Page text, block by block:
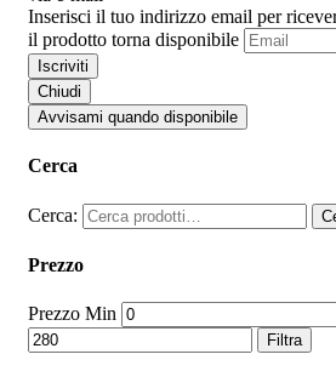
Inserisci il tuo indirizzo email per
il prodotto torna disponibile
Iscriviti
Chiudi
Avvisami quando disponibile
Cerca
Cerca:
Prezzo
Prezzo Min
Filtra